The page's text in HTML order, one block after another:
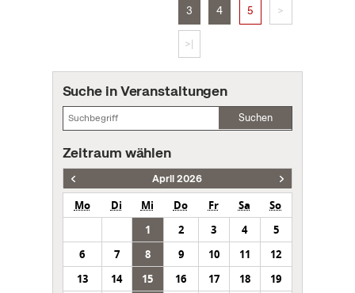
3 4 5 >
>|
Suche in Veranstaltungen
Suchen
Zeitraum wählen
April 2026
Mo Di Mi Do Fr Sa
So
1
2 3 4
5
6
7 8 9 10 11
12
13
14 15 16 17 18
19